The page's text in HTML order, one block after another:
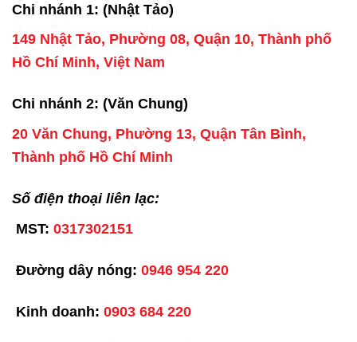
Chi nhánh 1: (Nhật Tảo)
149 Nhật Tảo, Phường 08, Quận 10, Thành phố
Hồ Chí Minh, Việt Nam
Chi nhánh 2: (Văn Chung)
20 Văn Chung, Phường 13, Quận Tân Bình,
Thành phố Hồ Chí Minh
Số điện thoại liên lạc:
MST: 0317302151
Đường dây nóng: 0946 954 220
Kinh doanh: 0903 684 220